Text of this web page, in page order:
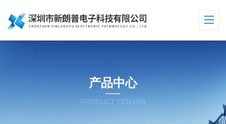
产品中心
PRODUCT CENTER